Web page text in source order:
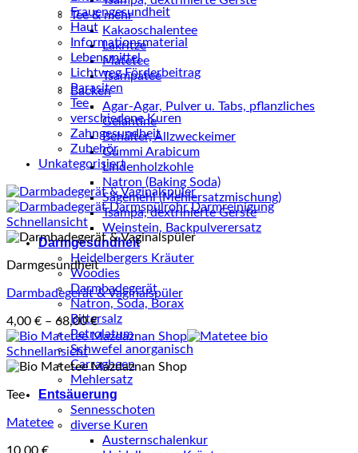
Tee & mehr
Kakaoschalentee
Lakritze
Matetee
Tsampatee
Backen
Agar-Agar, Pulver u. Tabs, pflanzliches
Gelantine
Behälter, Allzweckeimer
Gummi Arabicum
Lindenholzkohle
Natron (Baking Soda)
Sägemehl (Mehlersatzmischung)
Tsampa, dextrinierte Gerste
Weinstein, Backpulverersatz
Darmgesundheit
Heidelbergers Kräuter
Woodies
Darmbadegerät
Natron, Soda, Borax
Bittersalz
Petrolatum
Schwefel anorganisch
Carragheen
Mehlersatz
Entsäuerung
Sennesschoten
diverse Kuren
Austernschalenkur
Frauengesundheit
Haut
Informationsmaterial
Lebensmittel
Lichtweg Förderbeitrag
Parasiten
Tee
verschiedene Kuren
Zahngesundheit
Zubehör
Unkategorisiert
Schnellansicht
Darmgesundheit
Darmbadegerät & Vaginalspüler
4,00 € – 68,00€
Schnellansicht
Tee
Matetee